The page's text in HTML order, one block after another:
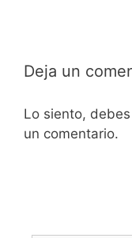
Deja un
Lo siento,
un comentario.